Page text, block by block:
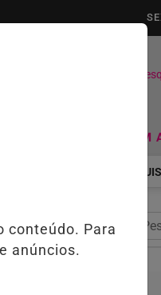
TIRO COM
DA JUVENTUDE
conteúdo. Para
anúncios.